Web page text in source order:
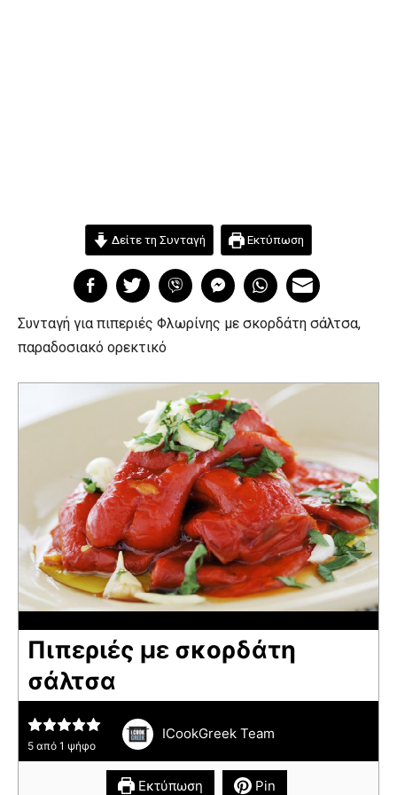
Δείτε τη Συνταγή Εκτύπωση
Συνταγή για πιπεριές Φλωρίνης με σκορδάτη σάλτσα,
παραδοσιακό ορεκτικό
Πιπεριές με σκορδάτη
σάλτσα
5 από 1 ψήφο
ICookGreek Team
Εκτύπωση
Pin